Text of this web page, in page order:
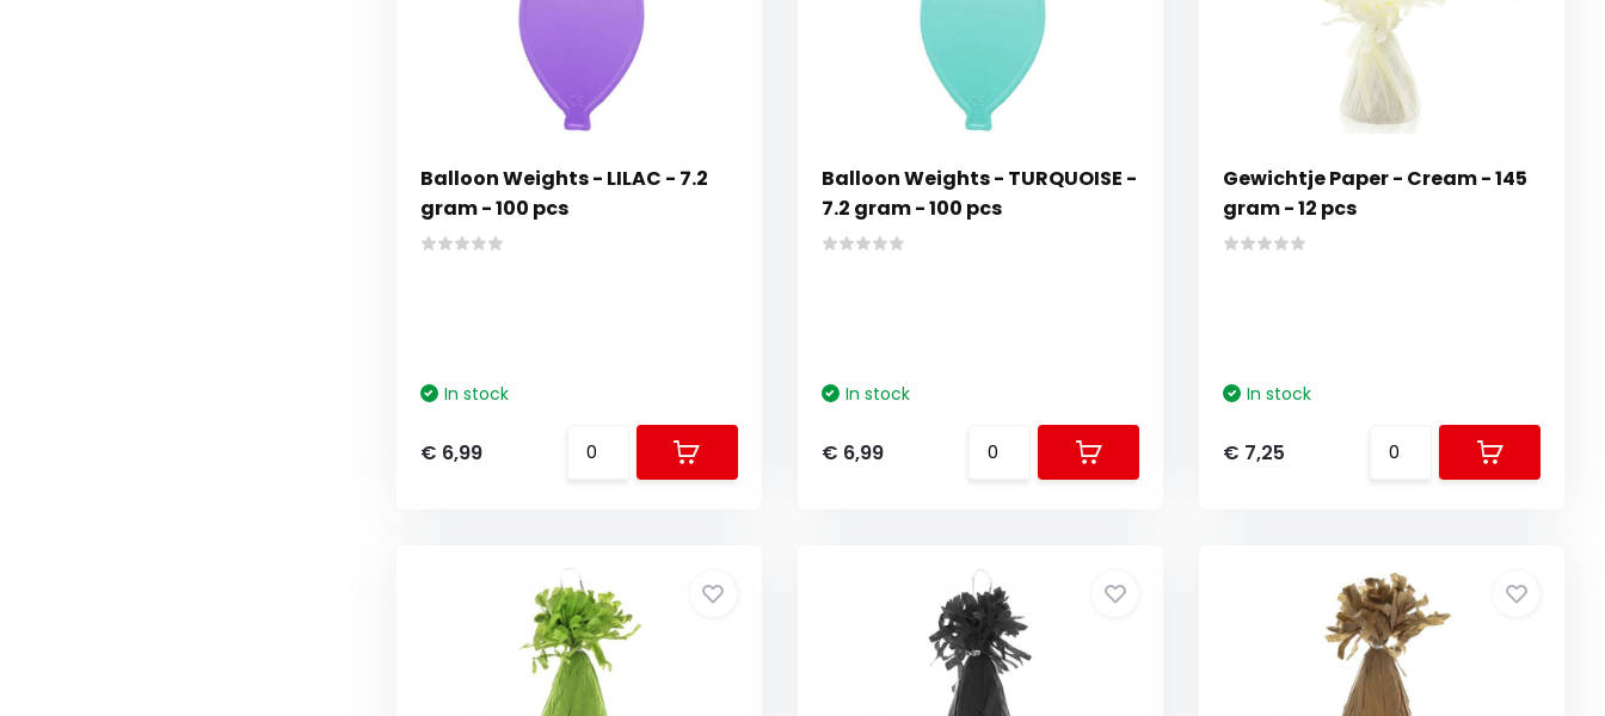
Balloon Weights - LILAC - 7.2
gram - 100 pcs
In stock
€ 6,99
Balloon Weights - TURQUOISE -
7.2 gram - 100 pcs
In stock
€ 6,99
Gewichtje Paper - Cream - 145
gram - 12 pcs
In stock
€ 7,25